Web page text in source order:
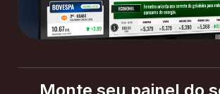
Monte seu painel do